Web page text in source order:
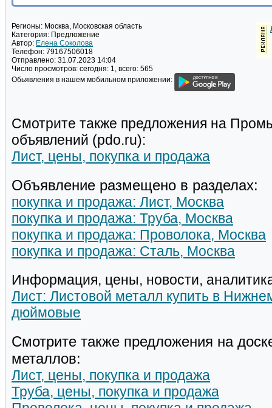
Регионы: Москва, Московская область
Категория: Предложение
Автор: Елена Соколова
Телефон: 79167506018
Отправлено: 31.07.2023 14:04
Число просмотров: сегодня: 1, всего: 565
Обьявления в нашем мобильном приложении:
Смотрите также предложения на
объявлений (pdo.ru):
Лист, цены, покупка и продажа
Объявление размещено в разделах:
покупка и продажа: Лист, Москва
покупка и продажа: Труба, Москва
покупка и продажа: Проволока, Москва
покупка и продажа: Сталь, Москва
Информация, цены, новости,
Лист: Листовой металл купить в
дюймовые
Смотрите также предложения на
металлов:
Лист, цены, покупка и продажа
Труба, цены, покупка и продажа